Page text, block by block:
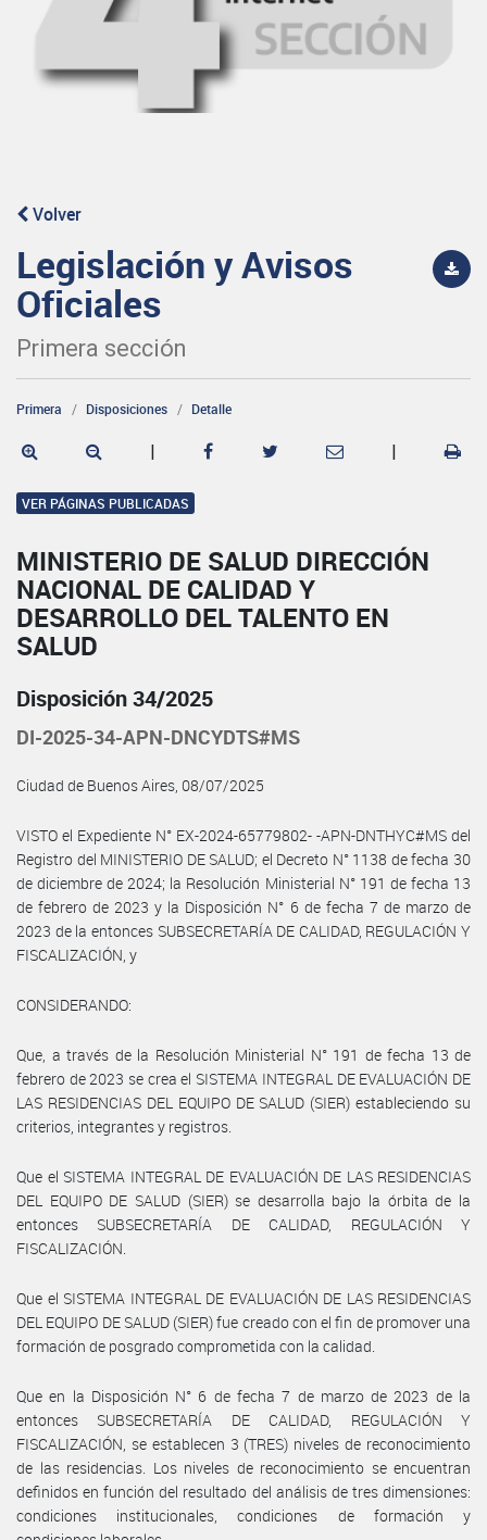
Volver
Legislación y Avisos
Oficiales
Primera sección
Primera Disposiciones Detalle
| |
VER PÁGINAS PUBLICADAS
MINISTERIO DE SALUD DIRECCIÓN
NACIONAL DE CALIDAD Y
DESARROLLO DEL TALENTO EN
SALUD
Disposición 34/2025
DI-2025-34-APN-DNCYDTS#MS
Ciudad de Buenos Aires, 08/07/2025
VISTO el Expediente N° EX-2024-65779802- -APN-DNTHYC#MS del
Registro del MINISTERIO DE SALUD; el Decreto N° 1138 de fecha 30
de diciembre de 2024; la Resolución Ministerial N° 191 de fecha 13
de febrero de 2023 y la Disposición N° 6 de fecha 7 de marzo de
2023 de la entonces SUBSECRETARÍA DE CALIDAD, REGULACIÓN Y
FISCALIZACIÓN, y
CONSIDERANDO:
Que, a través de la Resolución Ministerial N° 191 de fecha 13 de
febrero de 2023 se crea el SISTEMA INTEGRAL DE EVALUACIÓN DE
LAS RESIDENCIAS DEL EQUIPO DE SALUD (SIER) estableciendo su
criterios, integrantes y registros.
Que el SISTEMA INTEGRAL DE EVALUACIÓN DE LAS RESIDENCIAS
DEL EQUIPO DE SALUD (SIER) se desarrolla bajo la órbita de la
entonces SUBSECRETARÍA DE CALIDAD, REGULACIÓN Y
FISCALIZACIÓN.
Que el SISTEMA INTEGRAL DE EVALUACIÓN DE LAS RESIDENCIAS
DEL EQUIPO DE SALUD (SIER) fue creado con el fin de promover una
formación de posgrado comprometida con la calidad.
Que en la Disposición N° 6 de fecha 7 de marzo de 2023 de la
entonces SUBSECRETARÍA DE CALIDAD, REGULACIÓN Y
FISCALIZACIÓN, se establecen 3 (TRES) niveles de reconocimiento
de las residencias. Los niveles de reconocimiento se encuentran
definidos en función del resultado del análisis de tres dimensiones:
condiciones institucionales, condiciones de formación y